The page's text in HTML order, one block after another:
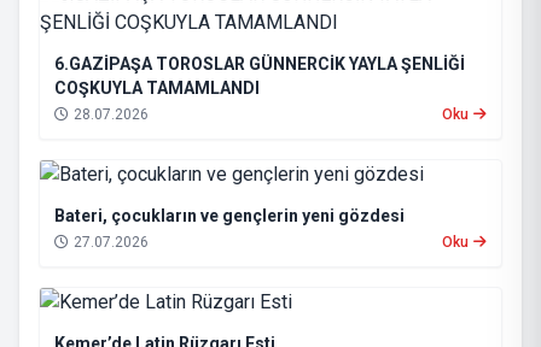
6.GAZİPAŞA TOROSLAR GÜNNERCİK YAYLA ŞENLİĞİ
COŞKUYLA TAMAMLANDI
28.07.2026 Oku
Bateri, çocukların ve gençlerin yeni gözdesi
27.07.2026 Oku